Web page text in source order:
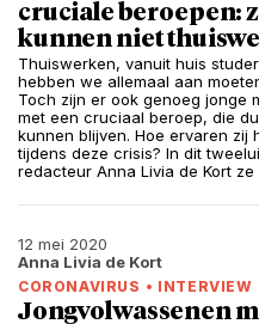
cruciale beroepen:
kunnen niet
Thuiswerken, vanuit huis
hebben we allemaal aan
Toch zijn er ook genoeg jonge
met een cruciaal beroep, die
kunnen blijven. Hoe ervaren zij
tijdens deze crisis? In dit
redacteur Anna Livia de Kort ze
12 mei 2020
Anna Livia de Kort
CORONAVIRUS • INTERVIEW
Jongvolwassenen